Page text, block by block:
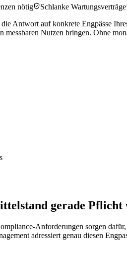
nötig Schlanke Wartungsverträge
Antwort auf konkrete Engpässe
Nutzen bringen. Ohne
gerade Pflicht
Anforderungen sorgen
adressiert genau diesen